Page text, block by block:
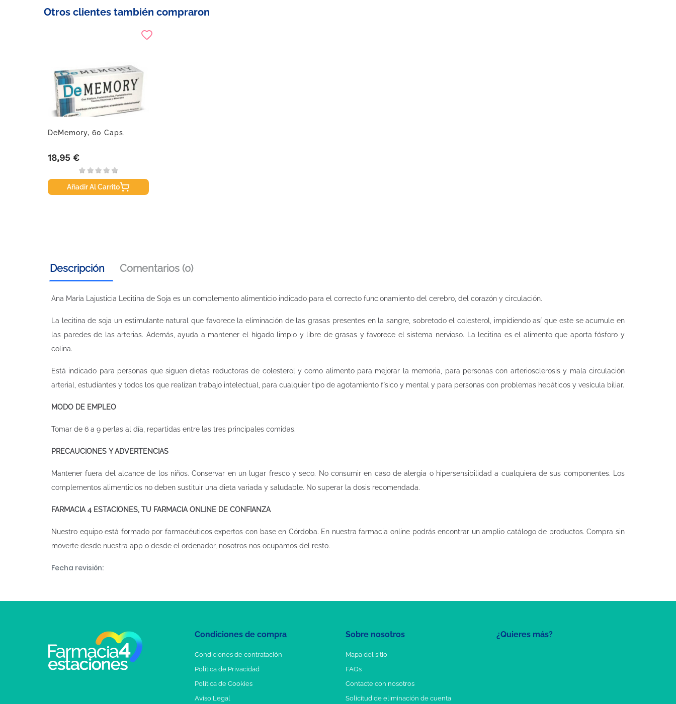
Otros clientes también compraron
DeMemory, 60 Caps.
Precio
18,95 €
Añadir Al Carrito
Descripción Comentarios (0)
Ana María Lajusticia Lecitina de Soja es un complemento alimenticio indicado para el correcto funcionamiento del cerebro, del corazón y circulación.
La lecitina de soja un estimulante natural que favorece la eliminación de las grasas presentes en la sangre, sobretodo el colesterol, impidiendo así que este se acumule en
las paredes de las arterias. Además, ayuda a mantener el hígado limpio y libre de grasas y favorece el sistema nervioso. La lecitina es el alimento que aporta fósforo y
colina.
Está indicado para personas que siguen dietas reductoras de colesterol y como alimento para mejorar la memoria, para personas con arteriosclerosis y mala circulación
arterial, estudiantes y todos los que realizan trabajo intelectual, para cualquier tipo de agotamiento físico y mental y para personas con problemas hepáticos y vesícula biliar.
MODO DE EMPLEO
Tomar de 6 a 9 perlas al día, repartidas entre las tres principales comidas.
PRECAUCIONES Y ADVERTENCIAS
Mantener fuera del alcance de los niños. Conservar en un lugar fresco y seco. No consumir en caso de alergia o hipersensibilidad a cualquiera de sus componentes. Los
complementos alimenticios no deben sustituir una dieta variada y saludable. No superar la dosis recomendada.
FARMACIA 4 ESTACIONES, TU FARMACIA ONLINE DE CONFIANZA
Nuestro equipo está formado por farmacéuticos expertos con base en Córdoba. En nuestrafarmacia onlinepodrás encontrar un amplio catálogo de productos. Compra sin
moverte desde nuestra app o desde el ordenador, nosotros nos ocupamos del resto.
Fecha revisión:
¿Quieres más?
Condiciones de compra
Condiciones de contratación
Política de Privacidad
Política de Cookies
Aviso Legal
Sobre nosotros
Mapa del sitio
FAQs
Contacte con nosotros
Solicitud de eliminación de cuenta